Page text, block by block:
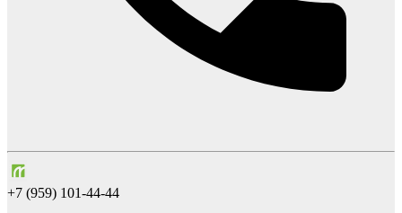
+7 (959) 101-44-44